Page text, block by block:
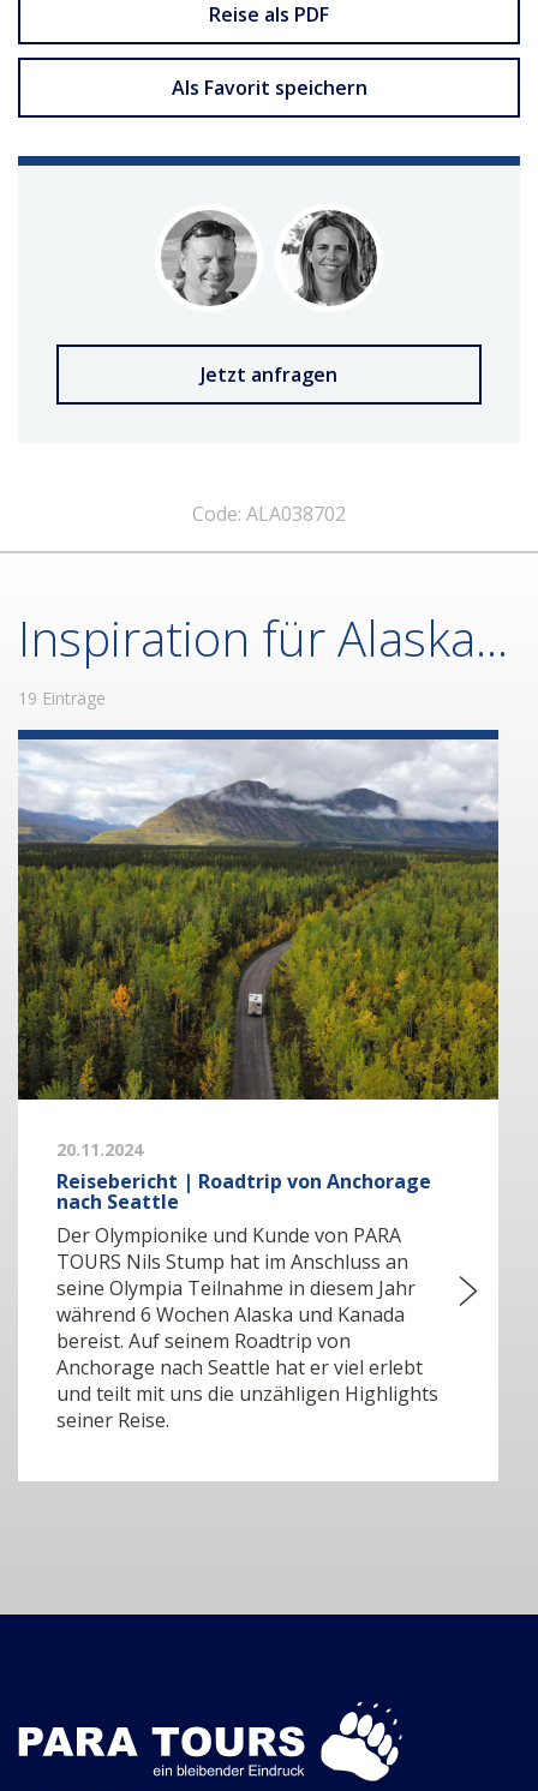
Reise als PDF
Als Favorit speichern
Jetzt anfragen
Code: ALA038702
Inspiration für Alaska...
19 Einträge
20.11.2024
Reisebericht | Roadtrip von Anchorage
nach Seattle
Der Olympionike und Kunde von PARA
TOURS Nils Stump hat im Anschluss an
seine Olympia Teilnahme in diesem Jahr
während 6 Wochen Alaska und Kanada
bereist. Auf seinem Roadtrip von
Anchorage nach Seattle hat er viel erlebt
und teilt mit uns die unzähligen Highlights
seiner Reise.